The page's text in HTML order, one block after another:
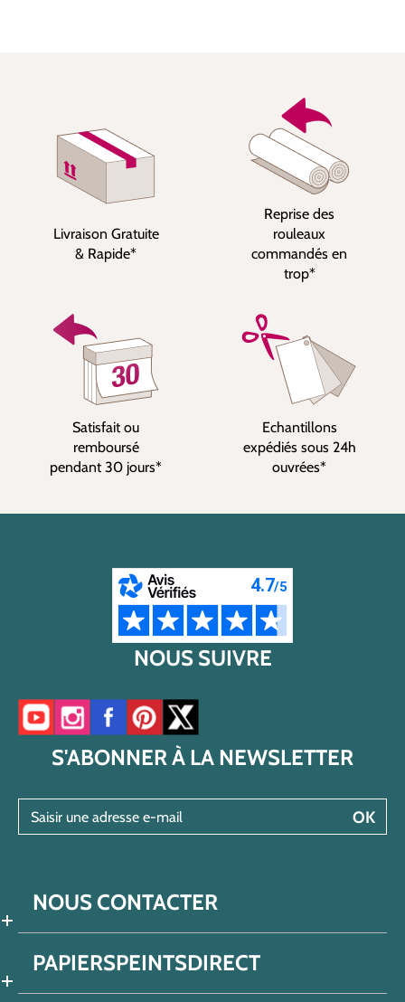
Livraison Gratuite
& Rapide*
Reprise des
rouleaux
commandés en
trop*
Satisfait ou
remboursé
pendant 30 jours*
Echantillons
expédiés sous 24h
ouvrées*
NOUS SUIVRE
Accéder à notre chaîne YouTube
Accéder à notre compte Instagram
Accéder à notre page Facebook
Accéder à notre compte Pinterest
Accéder à notre compte Twitter/X
S'ABONNER À LA NEWSLETTER
OK
NOUS CONTACTER
PAPIERSPEINTSDIRECT